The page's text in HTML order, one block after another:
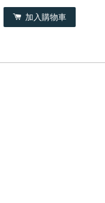
加入購物車